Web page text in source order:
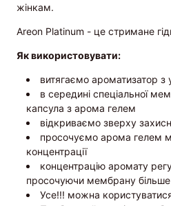
жінкам.
Areon Platinum - це стримане
Як використовувати:
витягаємо ароматизатор з
в середині спеціальної
капсула з арома гелем
відкриваємо зверху
просочуємо арома гелем
концентрації
концентрацію аромату
просочуючи мембрану
Усе!!! можна